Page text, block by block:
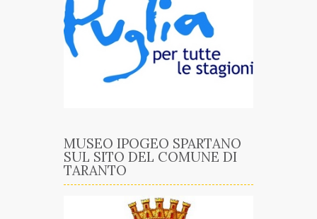
MUSEO IPOGEO SPARTANO
SUL SITO DEL COMUNE DI
TARANTO